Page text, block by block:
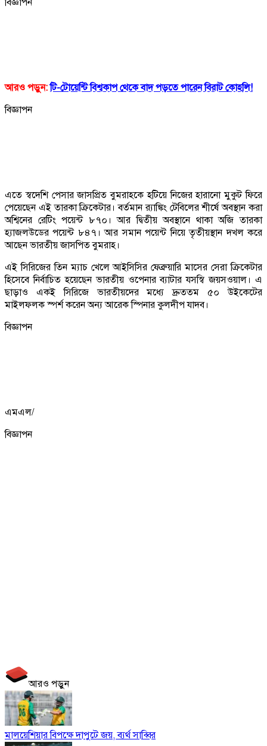
আরও পড়ুন: টি-টোয়েন্টি বিশ্বকাপ থেকে বাদ পড়তে পারেন বিরাট কোহলি!
বিজ্ঞাপন
এতে স্বদেশি পেসার জাসপ্রিত বুমরাহকে হটিয়ে নিজের হারানো মুকুট ফিরে
পেয়েছেন এই তারকা ক্রিকেটার। বর্তমান র‌্যাঙ্কিং টেবিলের শীর্ষে অবস্থান করা
অশ্বিনের রেটিং পয়েন্ট ৮৭০। আর দ্বিতীয় অবস্থানে থাকা অজি তারকা
হ্যাজলউডের পয়েন্ট ৮৪৭। আর সমান পয়েন্ট নিয়ে তৃতীয়স্থান দখল করে
আছেন ভারতীয় জাসপিত বুমরাহ।
এই সিরিজের তিন ম্যাচ খেলে আইসিসির ফেব্রুয়ারি মাসের সেরা ক্রিকেটার
হিসেবে নির্বাচিত হয়েছেন ভারতীয় ওপেনার ব্যাটার যসস্বি জয়সওয়াল। এ
ছাড়াও একই সিরিজে ভারতীয়দের মধ্যে দ্রুততম ৫০ উইকেটের
মাইলফলক স্পর্শ করেন অন্য আরেক স্পিনার কুলদীপ যাদব।
বিজ্ঞাপন
এমএল/
বিজ্ঞাপন
আরও পড়ুন
মালয়েশিয়ার বিপক্ষে দাপুটে জয়, ব্যর্থ সাব্বির